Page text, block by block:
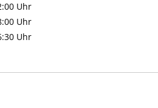
Uhr
Uhr
Uhr